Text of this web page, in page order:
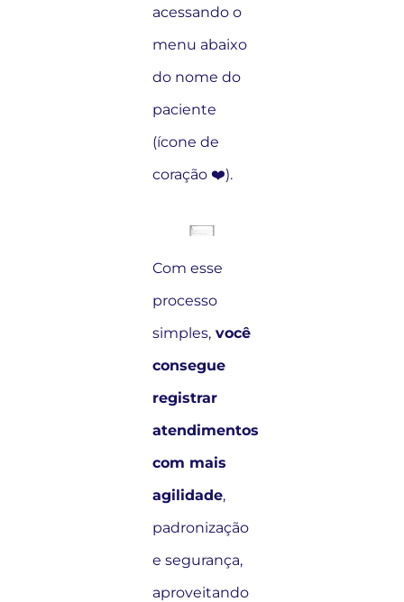
acessando o
menu abaixo
do nome do
paciente
(ícone de
coração ❤️).
Com esse
processo
simples, você
consegue
registrar
atendimentos
com mais
agilidade,
padronização
e segurança,
aproveitando